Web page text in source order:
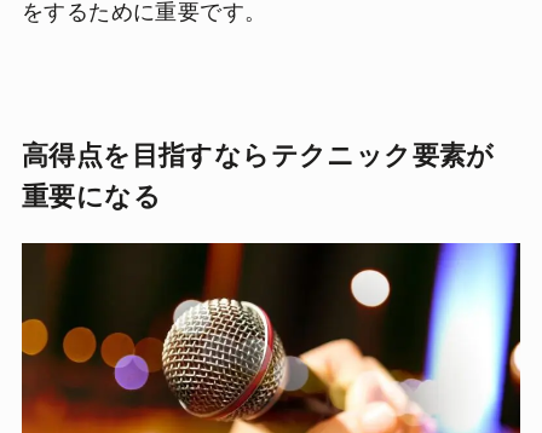
をするために重要です。
高得点を目指すならテクニック要素が
重要になる